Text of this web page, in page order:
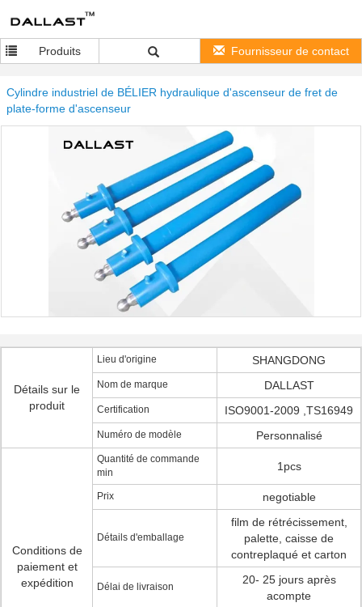
Produits Fournisseur de contact
Cylindre industriel de BÉLIER hydraulique d'ascenseur de fret de
plate-forme d'ascenseur
Détails sur le
produit
Lieu d'origine SHANGDONG
Nom de marque DALLAST
Certification ISO9001-2009 ,TS16949
Numéro de modèle Personnalisé
Conditions de
paiement et
expédition
Quantité de commande
min
1pcs
Prix negotiable
Détails d'emballage
film de rétrécissement,
palette, caisse de
contreplaqué et carton
Délai de livraison
20- 25 jours après
acompte